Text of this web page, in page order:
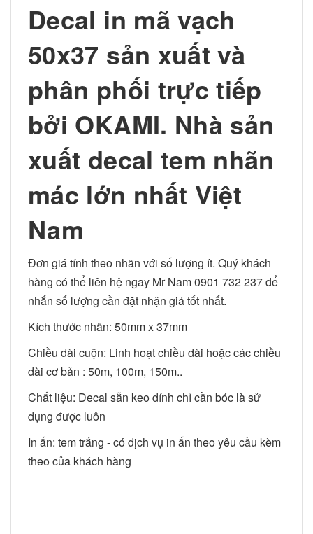
Decal in mã vạch
50x37 sản xuất và
phân phối trực tiếp
bởi OKAMI. Nhà sản
xuất decal tem nhãn
mác lớn nhất Việt
Nam
Đơn giá tính theo nhãn với số lượng ít. Quý khách
hàng có thể liên hệ ngay Mr Nam 0901 732 237 để
nhắn số lượng cần đặt nhận giá tốt nhất.
Kích thước nhãn: 50mm x 37mm
Chiều dài cuộn: Linh hoạt chiều dài hoặc các chiều
dài cơ bản : 50m, 100m, 150m..
Chất liệu: Decal sẵn keo dính chỉ cần bóc là sử
dụng được luôn
In ấn: tem trắng - có dịch vụ in ấn theo yêu cầu kèm
theo của khách hàng